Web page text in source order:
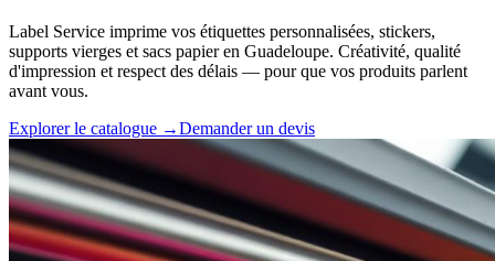
Label Service imprime vos étiquettes personnalisées, stickers,
supports vierges et sacs papier en Guadeloupe. Créativité, qualité
d'impression et respect des délais — pour que vos produits parlent
avant vous.
Explorer le catalogue →Demander un devis